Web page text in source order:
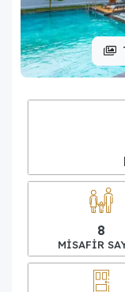
8
MISAFIR